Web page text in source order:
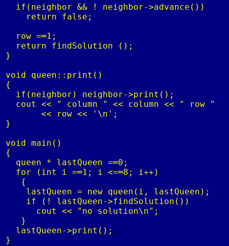
  if(neighbor && ! neighbor->advance())
    return false;
  row =═1;
  return findSolution ();
}
void queen::print()
{
  if(neighbor) neighbor->print();
  cout << " column " << column << " row "
       << row << '\n';
}
void main()
{
  queen * lastQueen =═0;
  for (int i =═1; i <=═8; i++)
   {
    lastQueen = new queen(i, lastQueen);
    if (! lastQueen->findSolution())
      cout << "no solution\n";
   }
  lastQueen->print();
}